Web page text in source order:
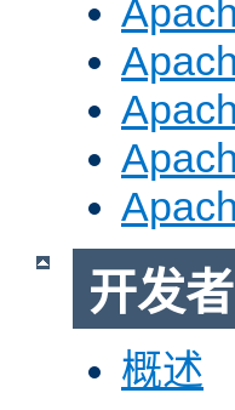
开发
概述